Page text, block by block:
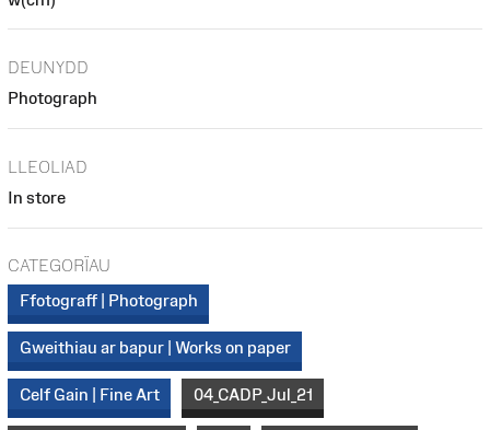
DEUNYDD
Photograph
LLEOLIAD
In store
CATEGORÏAU
Ffotograff | Photograph
Gweithiau ar bapur | Works on paper
Celf Gain | Fine Art 04_CADP_Jul_21